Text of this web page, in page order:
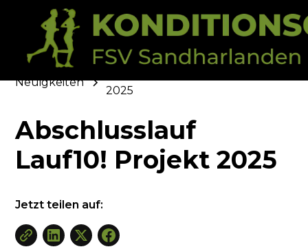
Neuigkeiten
2025
Abschlusslauf
Lauf10! Projekt 2025
Jetzt teilen auf: